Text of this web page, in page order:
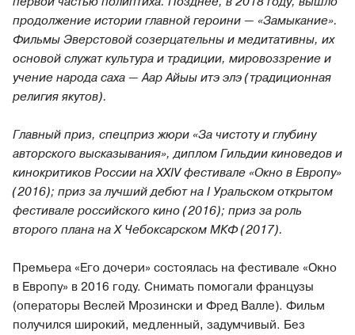
продолжение истории главной героини — «Замыкание».
Фильмы Эверстовой созерцательны и медитативны, их
основой служат культура и традиции, мировоззрение и
учение народа саха — Аар Айыы итэ элэ (традиционная
религия якутов).
Главный приз, спецприз жюри «За чистоту и глубину
авторского высказывания», диплом Гильдии киноведов и
кинокритиков России на XXIV фестивале «Окно в Европу»
(2016); приз за лучший дебют на I Уральском открытом
фестивале российского кино (2016); приз за роль
второго плана на Х Чебоксарском МКФ (2017).
Премьера «Его дочери» состоялась на фестивале «Окно
в Европу» в 2016 году. Снимать помогали французы
(операторы Веслей Мрозински и Фред Валле). Фильм
получился широкий, медленный, задумчивый. Без